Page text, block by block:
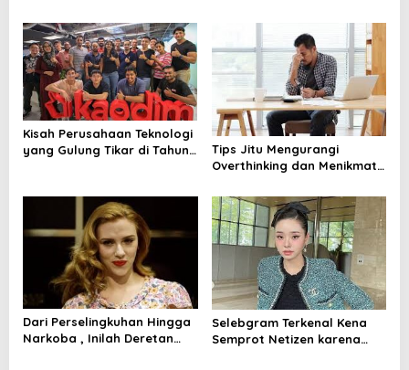
i
o
n
Cara Mengatasinya
Kisah Perusahaan Teknologi
yang Gulung Tikar di Tahun
Tips Jitu Mengurangi
Overthinking dan Menikmati
Dari Perselingkuhan Hingga
Narkoba , Inilah Deretan
Selebgram Terkenal Kena
Semprot Netizen karena